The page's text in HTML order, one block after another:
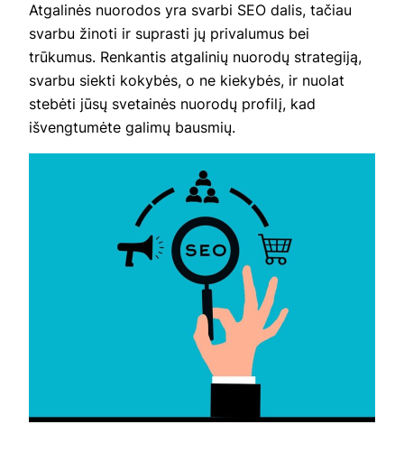
Atgalinės nuorodos yra svarbi SEO dalis, tačiau
svarbu žinoti ir suprasti jų privalumus bei
trūkumus. Renkantis atgalinių nuorodų strategiją,
svarbu siekti kokybės, o ne kiekybės, ir nuolat
stebėti jūsų svetainės nuorodų profilį, kad
išvengtumėte galimų bausmių.